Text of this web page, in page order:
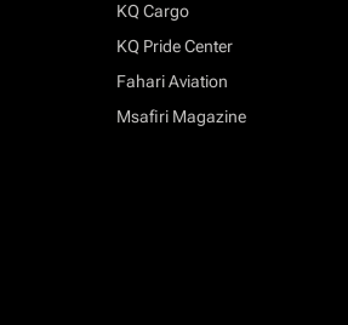
KQ Cargo
KQ Pride Center
Fahari Aviation
Msafiri Magazine